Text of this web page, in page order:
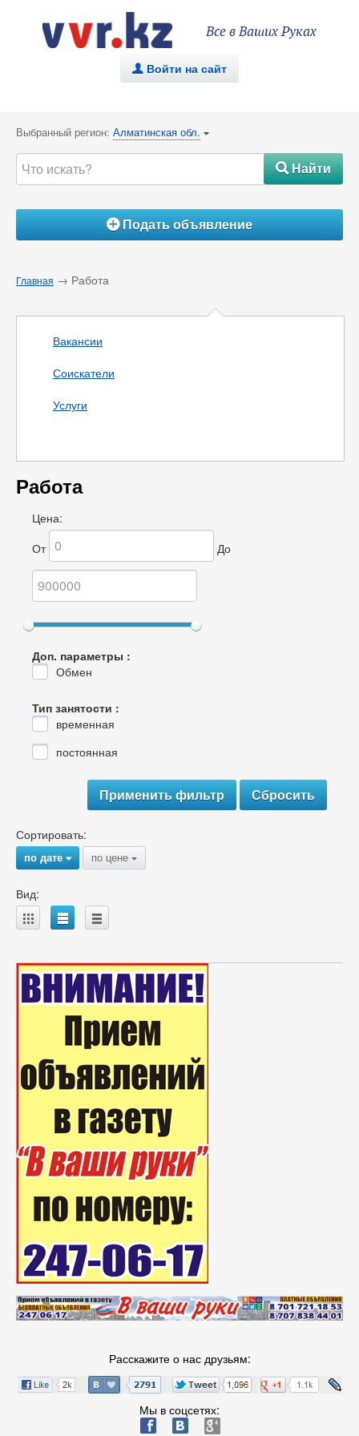
Все в Ваших Руках
. Войти на сайт
Выбранный регион: Алматинская обл. {
#Найти
ÁПодать объявление
Главная → Работа
Вакансии
Соискатели
Услуги
Работа
Цена:
От
До
Доп. параметры :
Обмен
Тип занятости :
временная
постоянная
Сортировать:
по дате{ по цене {
Вид:
A B C
Расскажите о нас друзьям:
Мы в соцсетях:
ä æ è